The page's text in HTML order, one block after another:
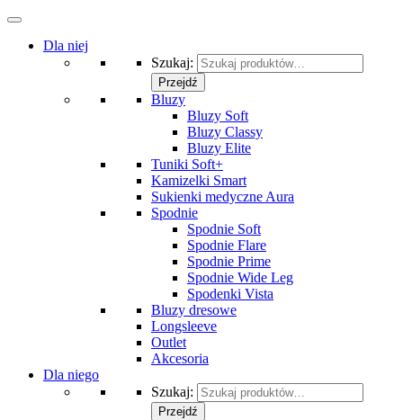
Dla niej
Szukaj:
Przejdź
Bluzy
Bluzy Soft
Bluzy Classy
Bluzy Elite
Tuniki Soft+
Kamizelki Smart
Sukienki medyczne Aura
Spodnie
Spodnie Soft
Spodnie Flare
Spodnie Prime
Spodnie Wide Leg
Spodenki Vista
Bluzy dresowe
Longsleeve
Outlet
Akcesoria
Dla niego
Szukaj:
Przejdź